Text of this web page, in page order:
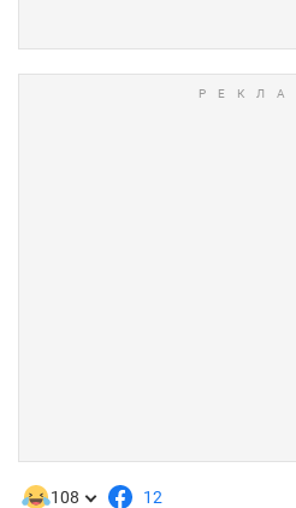
108 12